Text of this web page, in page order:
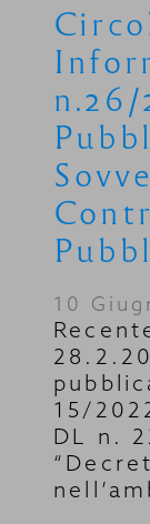
n.26/
10
15/
DL n.